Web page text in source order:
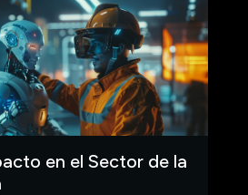
en el Sector de la